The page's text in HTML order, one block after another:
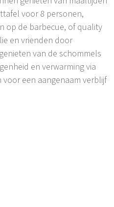
voor 8 personen,
op de barbecue, of quality
en vrienden door
van de schommels
en verwarming via
een aangenaam verblijf
een klein en rustig
door de prachtige
Op korte rijafstand liggen
zee en prachtige
voor het verkennen van